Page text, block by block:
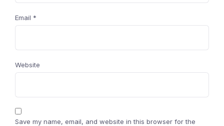
Email *
Website
Save my name, email, and website in this browser for the